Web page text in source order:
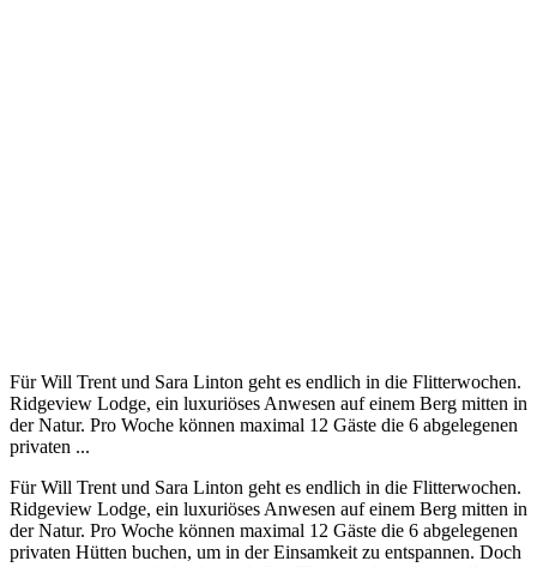
Für Will Trent und Sara Linton geht es endlich in die Flitterwochen.
Ridgeview Lodge, ein luxuriöses Anwesen auf einem Berg mitten in
der Natur. Pro Woche können maximal 12 Gäste die 6 abgelegenen
privaten ...
Für Will Trent und Sara Linton geht es endlich in die Flitterwochen.
Ridgeview Lodge, ein luxuriöses Anwesen auf einem Berg mitten in
der Natur. Pro Woche können maximal 12 Gäste die 6 abgelegenen
privaten Hütten buchen, um in der Einsamkeit zu entspannen. Doch